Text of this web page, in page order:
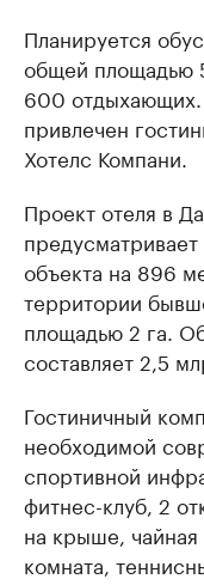
Планируется
общей площадью
600
привлечен
Хотелс Компани.
Проект отеля в
объекта на 896
территории
площадью 2 га.
составляет 2,5
Гостиничный
необходимой
спортивной
фитнес-клуб, 2
на крыше, чайная
комната,